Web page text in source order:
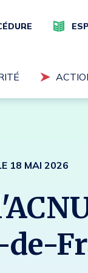
18 MAI 2026